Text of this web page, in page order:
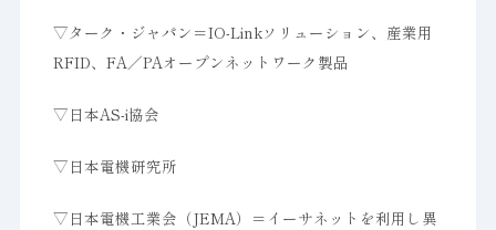
▽ターク・ジャパン＝IO-Linkソリューション、産業用
RFID、FA／PAオープンネットワーク製品
▽日本AS-i協会
▽日本電機研究所
▽日本電機工業会（JEMA）＝イーサネットを利用し異